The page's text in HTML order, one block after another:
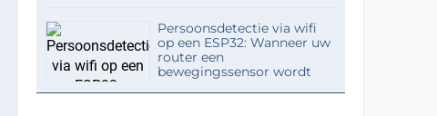
Persoonsdetectie via wifi
op een ESP32: Wanneer uw
router een
bewegingssensor wordt